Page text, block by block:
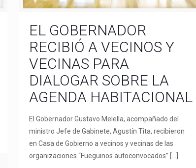
EL GOBERNADOR
RECIBIÓ A VECINOS Y
VECINAS PARA
DIALOGAR SOBRE LA
AGENDA HABITACIONAL
El Gobernador Gustavo Melella, acompañado del
ministro Jefe de Gabinete, Agustín Tita, recibieron
en Casa de Gobierno a vecinos y vecinas de las
organizaciones “Fueguinos autoconvocados”